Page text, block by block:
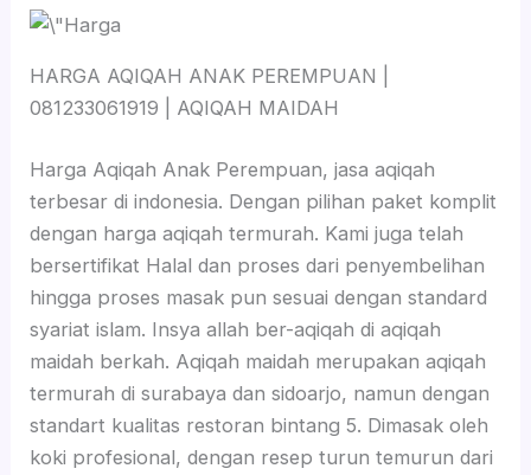
HARGA AQIQAH ANAK PEREMPUAN |
081233061919 | AQIQAH MAIDAH
Harga Aqiqah Anak Perempuan, jasa aqiqah
terbesar di indonesia. Dengan pilihan paket komplit
dengan harga aqiqah termurah. Kami juga telah
bersertifikat Halal dan proses dari penyembelihan
hingga proses masak pun sesuai dengan standard
syariat islam. Insya allah ber-aqiqah di aqiqah
maidah berkah. Aqiqah maidah merupakan aqiqah
termurah di surabaya dan sidoarjo, namun dengan
standart kualitas restoran bintang 5. Dimasak oleh
koki profesional, dengan resep turun temurun dari